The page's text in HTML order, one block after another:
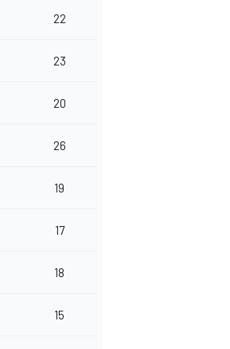
22
23
20
26
19
17
18
15